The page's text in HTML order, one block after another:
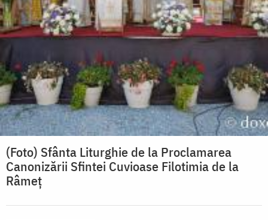
(Foto) Sfânta Liturghie de la Proclamarea
Canonizării Sfintei Cuvioase Filotimia de la
Râmeț